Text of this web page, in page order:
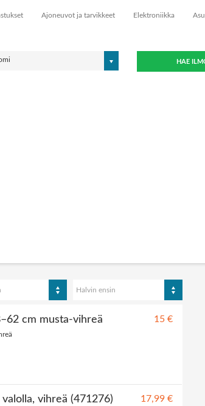
Ajoneuvot ja tarvikkeet Elektroniikka
HAE
Halvin ensin
cm musta-vihreä 15 €
vihreä (471276) 17,99 €